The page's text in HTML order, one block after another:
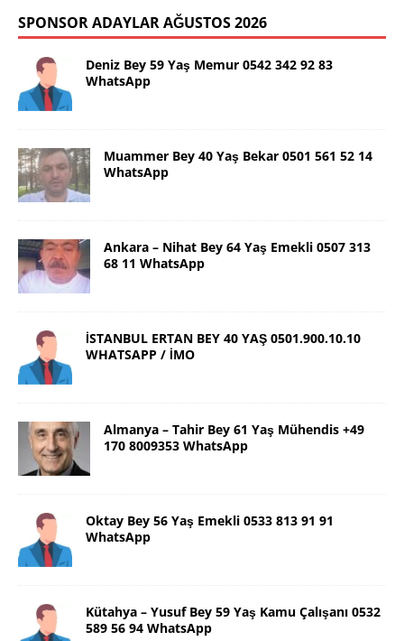
SPONSOR ADAYLAR AĞUSTOS 2026
Deniz Bey 59 Yaş Memur 0542 342 92 83
WhatsApp
Muammer Bey 40 Yaş Bekar 0501 561 52 14
WhatsApp
Ankara – Nihat Bey 64 Yaş Emekli 0507 313
68 11 WhatsApp
İSTANBUL ERTAN BEY 40 YAŞ 0501.900.10.10
WHATSAPP / İMO
Almanya – Tahir Bey 61 Yaş Mühendis +49
170 8009353 WhatsApp
Oktay Bey 56 Yaş Emekli 0533 813 91 91
WhatsApp
Kütahya – Yusuf Bey 59 Yaş Kamu Çalışanı 0532
589 56 94 WhatsApp